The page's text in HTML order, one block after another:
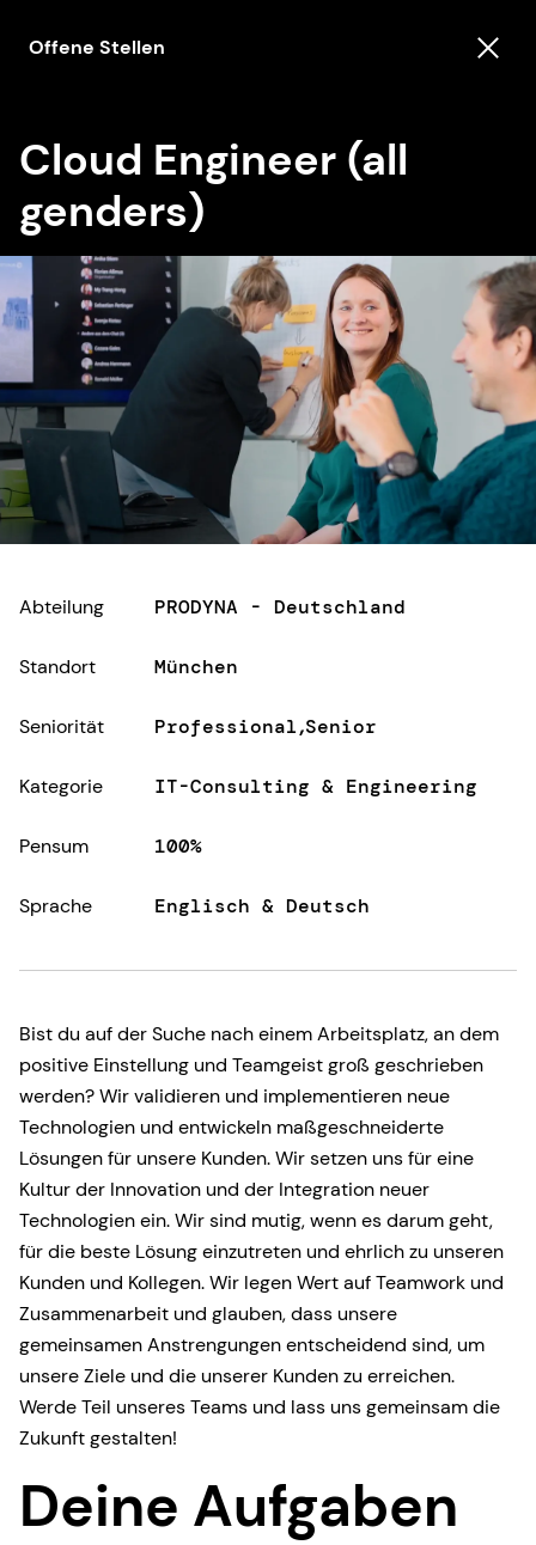
Offene Stellen
Cloud Engineer (all
genders)
Abteilung PRODYNA - Deutschland
Standort München
Seniorität Professional Senior
Kategorie IT-Consulting & Engineering
Pensum 100%
Sprache Englisch & Deutsch
Bist du auf der Suche nach einem Arbeitsplatz, an dem
positive Einstellung und Teamgeist groß geschrieben
werden? Wir validieren und implementieren neue
Technologien und entwickeln maßgeschneiderte
Lösungen für unsere Kunden. Wir setzen uns für eine
Kultur der Innovation und der Integration neuer
Technologien ein. Wir sind mutig, wenn es darum geht,
für die beste Lösung einzutreten und ehrlich zu unseren
Kunden und Kollegen. Wir legen Wert auf Teamwork und
Zusammenarbeit und glauben, dass unsere
gemeinsamen Anstrengungen entscheidend sind, um
unsere Ziele und die unserer Kunden zu erreichen.
Werde Teil unseres Teams und lass uns gemeinsam die
Zukunft gestalten!
Deine Aufgaben